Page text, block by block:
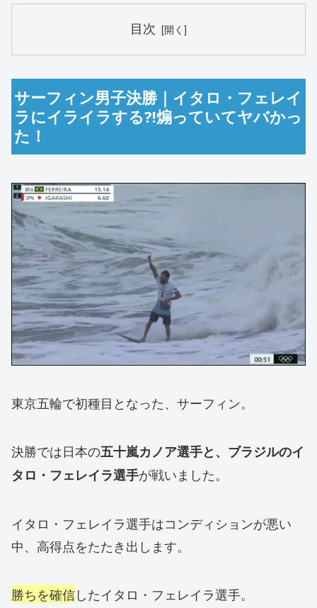
目次
サーフィン男子決勝｜イタロ・フェレイ
ラにイライラする⁈煽っていてヤバかっ
た！
東京五輪で初種目となった、サーフィン。
決勝では日本の五十嵐カノア選手と、ブラジルのイ
タロ・フェレイラ選手が戦いました。
イタロ・フェレイラ選手はコンディションが悪い
中、高得点をたたき出します。
勝ちを確信したイタロ・フェレイラ選手。